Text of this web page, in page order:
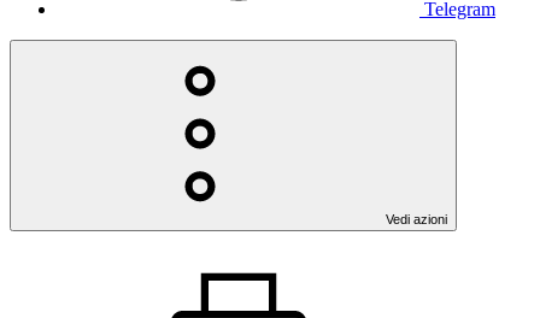
Telegram
Vedi azioni